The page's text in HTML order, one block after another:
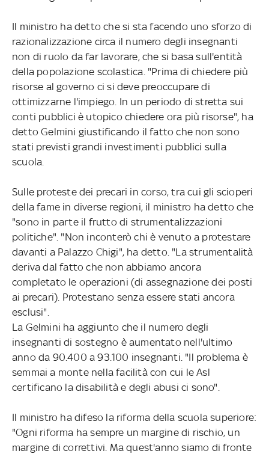
Il ministro ha detto che si sta facendo uno sforzo di
razionalizzazione circa il numero degli insegnanti
non di ruolo da far lavorare, che si basa sull'entità
della popolazione scolastica. "Prima di chiedere più
risorse al governo ci si deve preoccupare di
ottimizzarne l'impiego. In un periodo di stretta sui
conti pubblici è utopico chiedere ora più risorse", ha
detto Gelmini giustificando il fatto che non sono
stati previsti grandi investimenti pubblici sulla
scuola.
Sulle proteste dei precari in corso, tra cui gli scioperi
della fame in diverse regioni, il ministro ha detto che
"sono in parte il frutto di strumentalizzazioni
politiche". "Non inconterò chi è venuto a protestare
davanti a Palazzo Chigi", ha detto. "La strumentalità
deriva dal fatto che non abbiamo ancora
completato le operazioni (di assegnazione dei posti
ai precari). Protestano senza essere stati ancora
esclusi".
La Gelmini ha aggiunto che il numero degli
insegnanti di sostegno è aumentato nell'ultimo
anno da 90.400 a 93.100 insegnanti. "Il problema è
semmai a monte nella facilità con cui le Asl
certificano la disabilità e degli abusi ci sono".
Il ministro ha difeso la riforma della scuola superiore:
"Ogni riforma ha sempre un margine di rischio, un
margine di correttivi. Ma quest'anno siamo di fronte